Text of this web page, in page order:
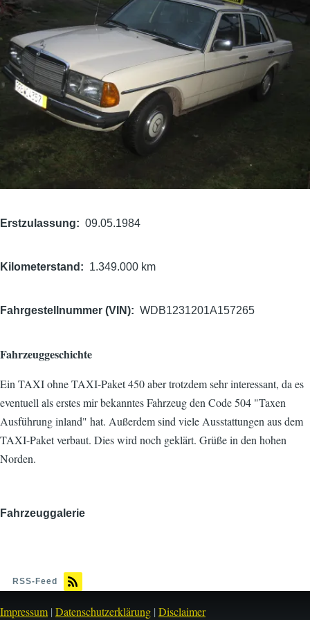
Erstzulassung 09.05.1984
Kilometerstand 1.349.000 km
Fahrgestellnummer (VIN) WDB1231201A157265
Fahrzeuggeschichte
Ein TAXI ohne TAXI-Paket 450 aber trotzde m sehr interessant, da es
eventuell als erstes mir bekanntes Fahrzeug den Code 504 "Taxen
Ausführung inland" hat. Außerdem sind viele Ausstattungen aus dem
TAXI-Paket verbaut. Dies wird noch geklärt. Grüße in den hohen
Norden.
Fahrzeuggalerie
RSS-Feed
Impressum | Datenschutzerklärung | Disclaimer